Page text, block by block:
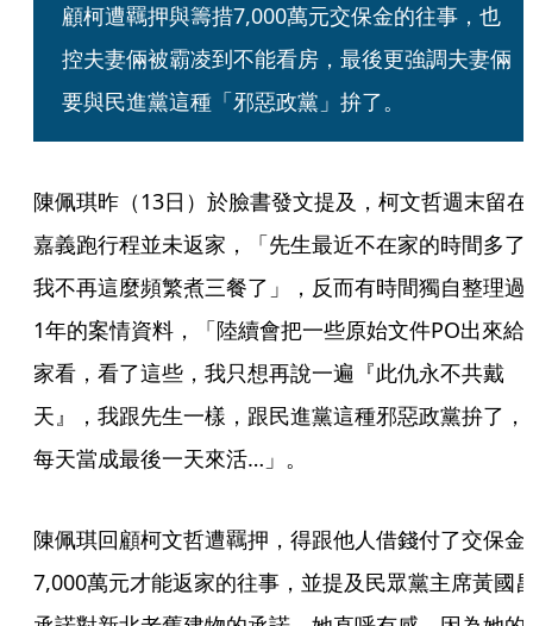
顧柯遭羈押與籌措7,000萬元交保金的往事，也
控夫妻倆被霸凌到不能看房，最後更強調夫妻倆
要與民進黨這種「邪惡政黨」拚了。
陳佩琪昨（13日）於臉書發文提及，柯文哲週末留在
嘉義跑行程並未返家，「先生最近不在家的時間多了
我不再這麼頻繁煮三餐了」，反而有時間獨自整理過
1年的案情資料，「陸續會把一些原始文件PO出來給
家看，看了這些，我只想再說一遍『此仇永不共戴
天』，我跟先生一樣，跟民進黨這種邪惡政黨拚了，
每天當成最後一天來活…」。
陳佩琪回顧柯文哲遭羈押，得跟他人借錢付了交保金
7,000萬元才能返家的往事，並提及民眾黨主席黃國